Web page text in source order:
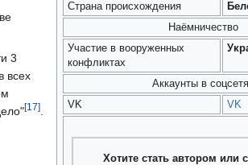
Страна происхождения
Наёмничество
Участие в вооруженных
конфликтах
Аккаунты в
VK
VK
Хотите стать автором или
3
всех
[17]